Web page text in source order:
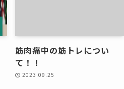
筋肉痛中の筋トレについ
て！！
2023.09.25